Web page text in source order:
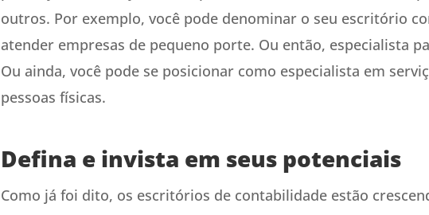
outros. Por exemplo, você pode denominar o seu escritório
atender empresas de pequeno porte. Ou então, especialista
Ou ainda, você pode se posicionar como especialista em
pessoas físicas.
Defina e invista em seus potenciais
Como já foi dito, os escritórios de contabilidade estão